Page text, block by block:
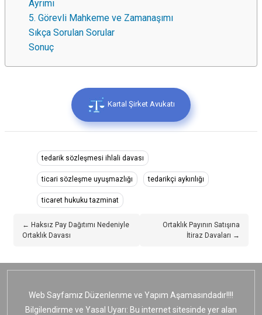
Ayrımı
5. Görevli Mahkeme ve Zamanaşımı
Sıkça Sorulan Sorular
Sonuç
Kartal Şirket Avukatı
tedarik sözleşmesi ihlali davası
ticari sözleşme uyuşmazlığı tedarikçi aykırılığı
ticaret hukuku tazminat
← Haksız Pay Dağıtımı Nedeniyle
Ortaklık Davası
Ortaklık Payının Satışına
İtiraz Davaları →
Web Sayfamız Düzenlenme ve Yapım Aşamasındadır!!!!
Bilgilendirme ve Yasal Uyarı: Bu internet sitesinde yer alan